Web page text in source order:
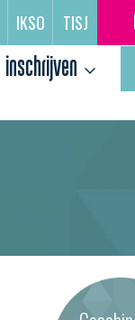
IKSO TISJ
inschrijven